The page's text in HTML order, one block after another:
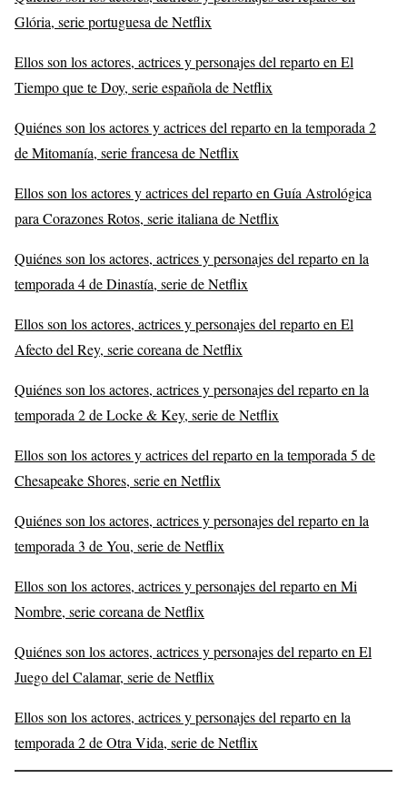
Glória, serie portuguesa de Netflix
Ellos son los actores, actrices y personajes del reparto en El
Tiempo que te Doy, serie española de Netflix
Quiénes son los actores y actrices del reparto en la temporada 2
de Mitomanía, serie francesa de Netflix
Ellos son los actores y actrices del reparto en Guía Astrológica
para Corazones Rotos, serie italiana de Netflix
Quiénes son los actores, actrices y personajes del reparto en la
temporada 4 de Dinastía, serie de Netflix
Ellos son los actores, actrices y personajes del reparto en El
Afecto del Rey, serie coreana de Netflix
Quiénes son los actores, actrices y personajes del reparto en la
temporada 2 de Locke & Key, serie de Netflix
Ellos son los actores y actrices del reparto en la temporada 5 de
Chesapeake Shores, serie en Netflix
Quiénes son los actores, actrices y personajes del reparto en la
temporada 3 de You, serie de Netflix
Ellos son los actores, actrices y personajes del reparto en Mi
Nombre, serie coreana de Netflix
Quiénes son los actores, actrices y personajes del reparto en El
Juego del Calamar, serie de Netflix
Ellos son los actores, actrices y personajes del reparto en la
temporada 2 de Otra Vida, serie de Netflix